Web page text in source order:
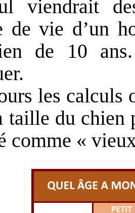
viendrait
de vie d’un
de 10
les calculs
taille du chien
comme «